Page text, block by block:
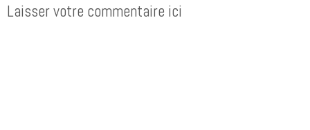
Laisser votre commentaire ici